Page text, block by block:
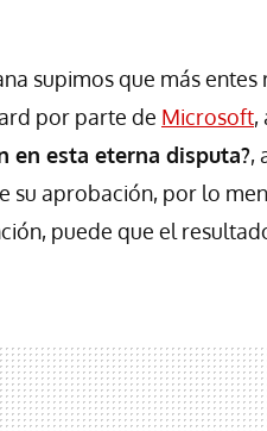
supimos que más
por parte de Microsoft,
en esta eterna disputa?,
su aprobación, por lo
puede que el